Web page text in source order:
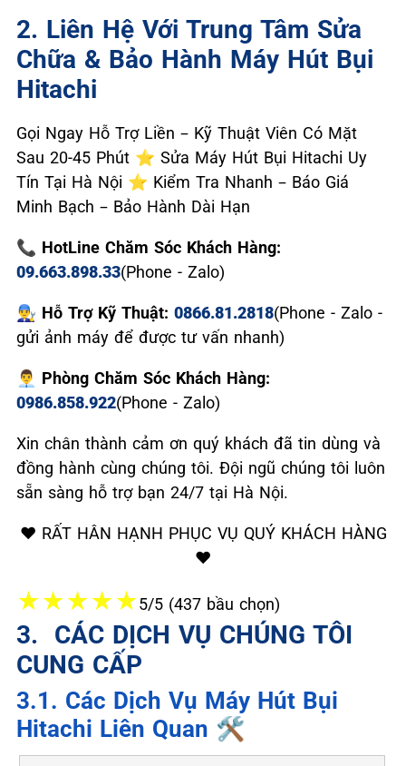
2. Liên Hệ Với Trung Tâm Sửa
Chữa & Bảo Hành Máy Hút Bụi
Hitachi
Gọi Ngay Hỗ Trợ Liền – Kỹ Thuật Viên Có Mặt
Sau 20-45 Phút ⭐ Sửa Máy Hút Bụi Hitachi Uy
Tín Tại Hà Nội ⭐ Kiểm Tra Nhanh – Báo Giá
Minh Bạch – Bảo Hành Dài Hạn
📞 HotLine Chăm Sóc Khách Hàng:
09.663.898.33(Phone - Zalo)
👨‍🔧 Hỗ Trợ Kỹ Thuật: 0866.81.2818(Phone - Zalo -
gửi ảnh máy để được tư vấn nhanh)
👨‍💼 Phòng Chăm Sóc Khách Hàng:
0986.858.922(Phone - Zalo)
Xin chân thành cảm ơn quý khách đã tin dùng và
đồng hành cùng chúng tôi. Đội ngũ chúng tôi luôn
sẵn sàng hỗ trợ bạn 24/7 tại Hà Nội.
❤️ RẤT HÂN HẠNH PHỤC VỤ QUÝ KHÁCH HÀNG
❤️
★★★★★5/5 (437 bầu chọn)
3. ️ CÁC DỊCH VỤ CHÚNG TÔI
CUNG CẤP
3.1. Các Dịch Vụ Máy Hút Bụi
Hitachi Liên Quan 🛠️